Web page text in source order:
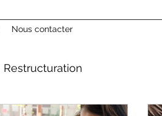
Nous contacter
Restructuration